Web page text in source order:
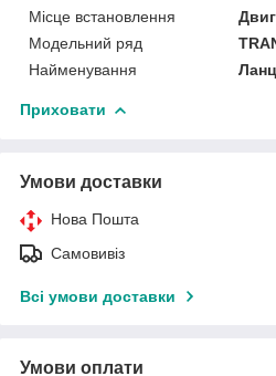
Місце встановлення
Модельний ряд
Найменування
Приховати
Умови доставки
Нова Пошта
Самовивіз
Всі умови доставки
Умови оплати